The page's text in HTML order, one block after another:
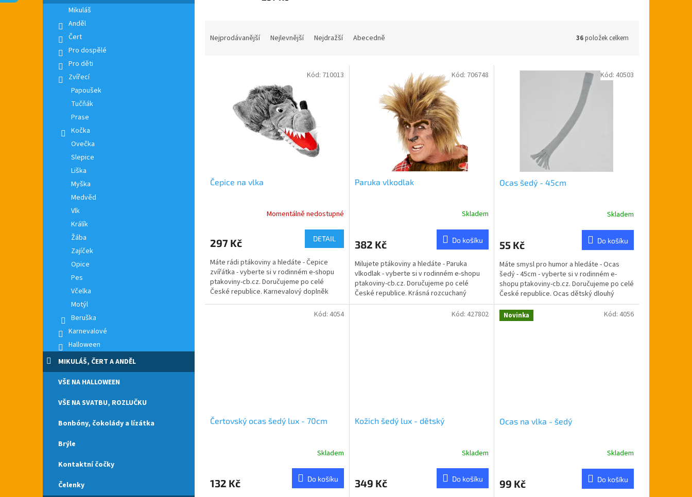
n
Mikuláš
Anděl
Čert
Pro dospělé
Pro děti
Zvířecí
Papoušek
Tučňák
Prase
Kočka
Ovečka
Slepice
Liška
Myška
Medvěd
Vlk
Králík
Žába
Zajíček
Opice
Pes
Včelka
Motýl
Beruška
Karnevalové
Halloween
MIKULÁŠ, ČERT A ANDĚL
VŠE NA HALLOWEEN
VŠE NA SVATBU, ROZLUČKU
Bonbóny, čokolády a lízátka
Brýle
Kontaktní čočky
Čelenky
Nejprodávanější Nejlevnější Nejdražší Abecedně 36položek celkem
Čepice na vlka
je
z
5
hvězdiček.
Momentálně nedostupné
297 Kč DETAIL
Máte rádi ptákoviny a hledáte - Čepice
zvířátka - vyberte si v rodinném e-shopu
ptakoviny-cb.cz. Doručujeme po celé
České republice. Karnevalový doplněk
Kód: 710013
Paruka vlkodlak
Skladem
382 Kč Do košíku
Milujete ptákoviny a hledáte - Paruka
vlkodlak - vyberte si v rodinném e-shopu
ptakoviny-cb.cz. Doručujeme po celé
České republice. Krásná rozcuchaný
paruka z vás udělá...
Kód: 706748
Ocas šedý - 45cm
Skladem
55 Kč Do košíku
Máte smysl pro humor a hledáte - Ocas
šedý - 45cm - vyberte si v rodinném e-
shopu ptakoviny-cb.cz. Doručujeme po celé
České republice. Ocas dětský dlouhý
45cm.Lze použít na...
Kód: 40503
Čertovský ocas šedý lux - 70cm
Skladem
132 Kč Do košíku
Kód: 4054
Kožich šedý lux - dětský
Skladem
349 Kč Do košíku
Kód: 427802 Novinka
Ocas na vlka - šedý
Skladem
99 Kč Do košíku
Kód: 4056